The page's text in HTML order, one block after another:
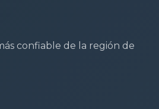
confiable de la región de